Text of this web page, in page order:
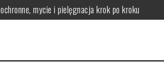
mycie i pielęgnacja krok po kroku
zagrożenie zdrowotne